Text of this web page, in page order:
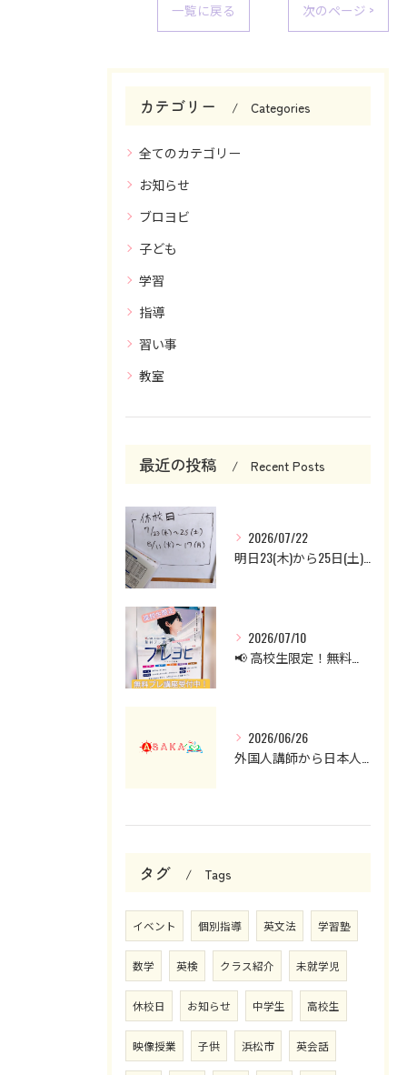
一覧に戻る 次のページ >
カテゴリー Categories
全てのカテゴリー
お知らせ
ブロヨビ
子ども
学習
指導
習い事
教室
最近の投稿 Recent Posts
2026/07/22
2026/07/10
2026/06/26
タグ Tags
イベント 個別指導 英文法 学習塾
数学 英検 クラス紹介 未就学児
休校日 お知らせ 中学生 高校生
映像授業 子供 浜松市 英会話